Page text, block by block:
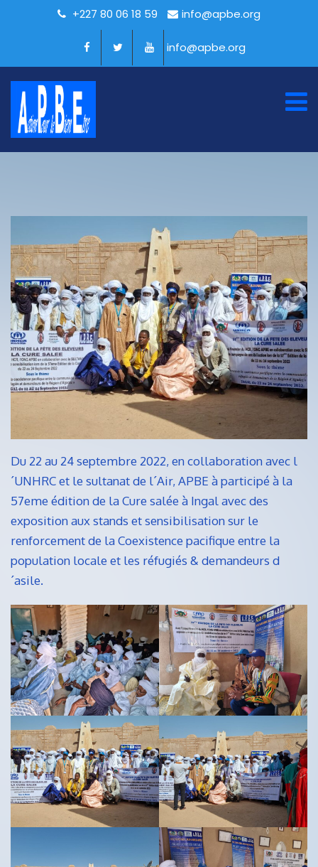
+227 80 06 18 59 info@apbe.org
info@apbe.org
Du 22 au 24 septembre 2022, en collaboration avec l
´UNHRC et le sultanat de l´Air, APBE à participé à la
57eme édition de la Cure salée à Ingal avec des
exposition aux stands et sensibilisation sur le
renforcement de la Coexistence pacifique entre la
population locale et les réfugiés & demandeurs d
´asile.